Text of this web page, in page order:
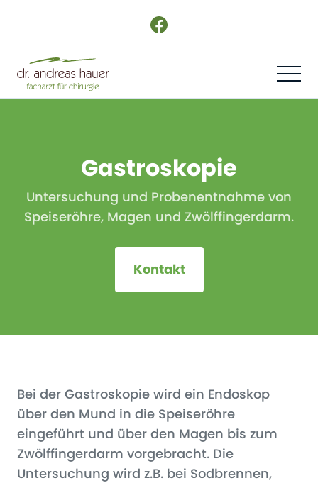
Gastroskopie
Untersuchung und Probenentnahme von
Speiseröhre, Magen und Zwölffingerdarm.
Kontakt
Bei der Gastroskopie wird ein Endoskop
über den Mund in die Speiseröhre
eingeführt und über den Magen bis zum
Zwölffingerdarm vorgebracht. Die
Untersuchung wird z.B. bei Sodbrennen,